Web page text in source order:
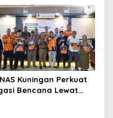
Kuningan Perkuat
Bencana Lewat